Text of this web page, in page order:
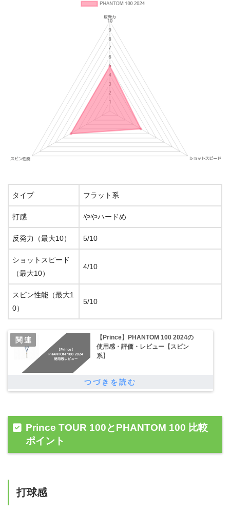
タイプ フラット系
打感 ややハードめ
反発力（最大10） 5/10
ショットスピード
（最大10）
4/10
スピン性能（最大1
0）
5/10
【Prince】PHANTOM 100 2024の
使用感・評価・レビュー【スピン
系】
Prince TOUR 100とPHANTOM 100 比較
ポイント
打球感